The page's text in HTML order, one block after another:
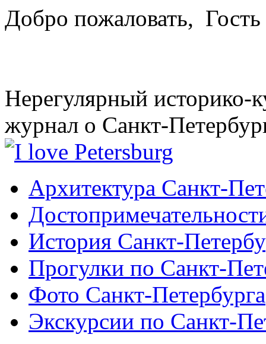
Добро пожаловать, Гость
Нерегулярный историко-
журнал о Санкт-
Архитектура Санкт-
История Санкт-
Прогулки по Санкт-
Фото Санкт-Петербурга
Экскурсии по Санкт-